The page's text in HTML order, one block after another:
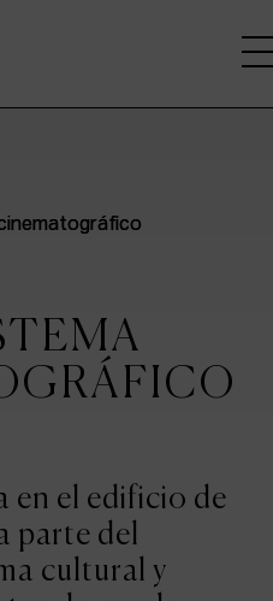
en el edificio de
parte del
cultural y